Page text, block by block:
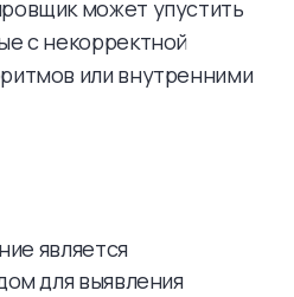
может упустить
с некорректной
или внутренними
является
для выявления